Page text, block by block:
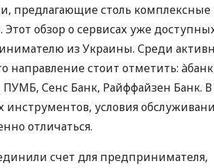
предлагающие столь комплексные
обзор о сервисах уже
из Украины. Среди
направление стоит отметить:
ПУМБ, Сенс Банк, Райффайзен Банк.
условия
отличаться.
счет для предпринимателя,